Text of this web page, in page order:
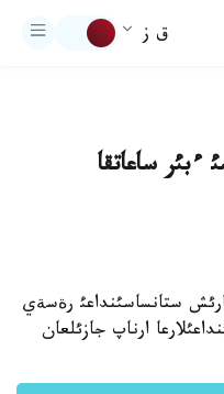
ق ز
قالاسئ ءبئر ساعاتقا
ستانساسئنداعئ رةسةي
ارناپ جازئلعان